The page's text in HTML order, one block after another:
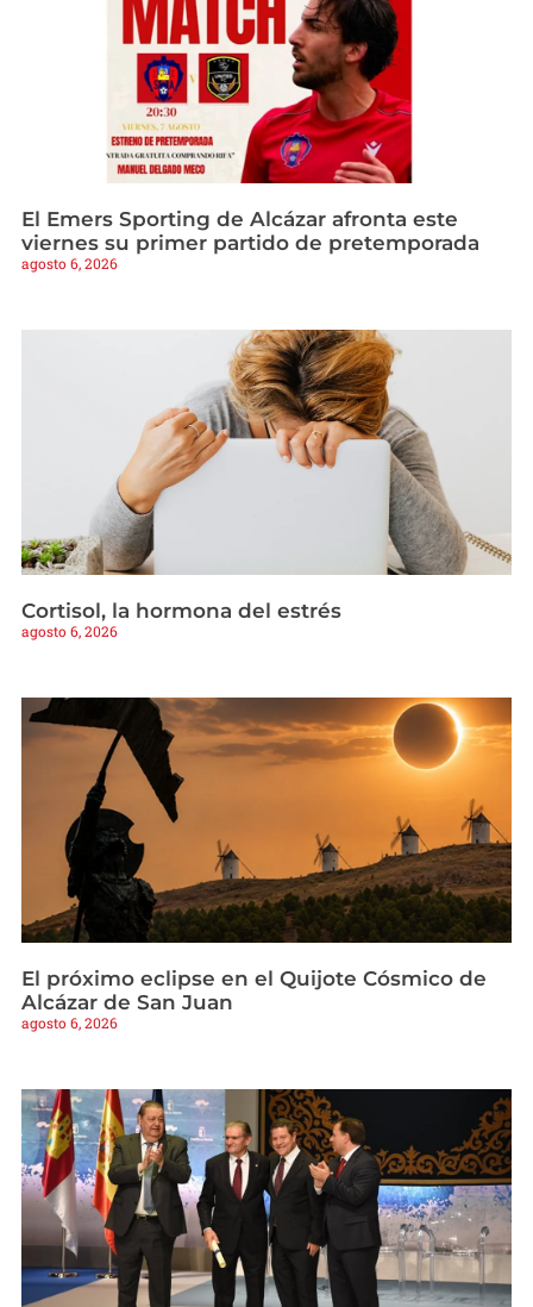
El Emers Sporting de Alcázar afronta este
viernes su primer partido de pretemporada
agosto 6, 2026
Cortisol, la hormona del estrés
agosto 6, 2026
El próximo eclipse en el Quijote Cósmico de
Alcázar de San Juan
agosto 6, 2026